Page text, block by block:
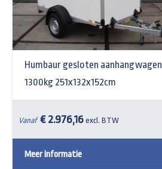
Humbaur gesloten aanhangwagen
1300kg 251x132x152cm
Vanaf € 2.976,16 excl. BTW
Meer informatie